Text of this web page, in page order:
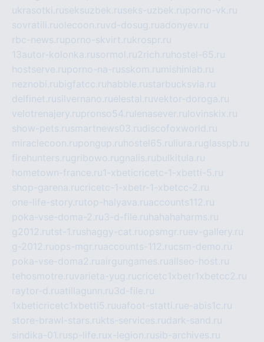
ukrasotki.ruseksuzbek.ruseks-uzbek.ruporno-vk.ru
sovratili.ruolecoon.ruvd-dosug.ruadonyev.ru
rbc-news.ruporno-skvirt.rukrospr.ru
13autor-kolonka.rusormol.ru2rich.ru hostel-65.ru
hostserve.ruporno-na-russkom.ru mishinlab.ru
neznobi.rubigfatcc.ru habble.rustarbucksvia.ru
delfinet.rusilvernano.ruelestal.ruvektor-doroga.ru
velotrenajery.rupronso54.ru lenasever.ru lovinskix.ru
show-pets.rusmartnews03.rudiscofoxworld.ru
miraclecoon.rupongup.ru hostel65.ru liura.ruglasspb.ru
firehunters.rugribowo.rugnalis.rubulkitula.ru
hometown-france.ru1-xbeticricetc-1-xbetti-5.ru
shop-garena.rucricetc-1-xbetr-1-xbetcc-2.ru
one-life-story.rutop-halyava.ruaccounts112.ru
poka-vse-doma-2.ru3-d-file.ru hahahaharms.ru
g2012.rutst-1.rushaggy-cat.ruopsmgr.ruev-gallery.ru
g-2012.ruops-mgr.ruaccounts-112.rucsm-demo.ru
poka-vse-doma2.ruairgungames.ruallseo-host.ru
tehosmotre.ruvarieta-yug.rucricetc1xbetr1xbetcc2.ru
raytor-d.ruatillagunn.ru3d-file.ru
1xbeticricetc1xbetti5.ruuafoot-statti.rue-abis1c.ru
store-brawl-stars.rukts-services.rudark-sand.ru
sindika-01.rusp-life.rux-legion.rusib-archives.ru